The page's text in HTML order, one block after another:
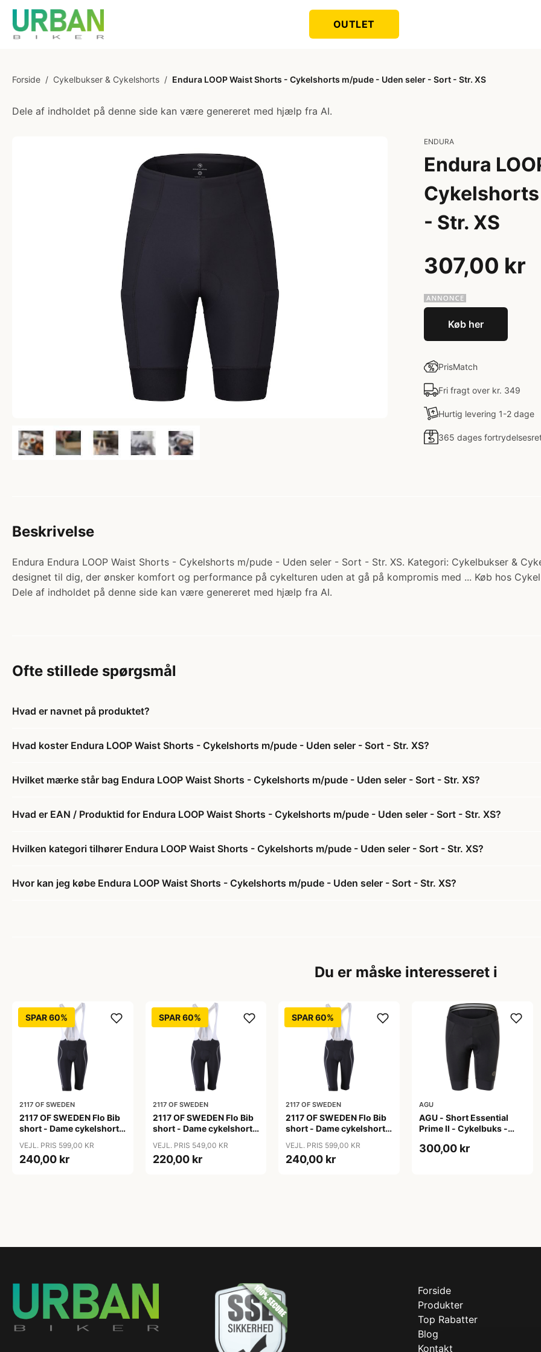
OUTLET
Forside / Cykelbukser & Cykelshorts / Endura LOOP Waist Shorts - Cykelshorts m/pude - Uden seler - Sort - Str. XS
Dele af indholdet på denne side kan være genereret med hjælp fra AI.
ENDURA
Endura
- Str. XS
307,00 kr
Køb her
PrisMatch
Fri fragt over kr. 349
Hurtig levering 1-2 dage
365 dages
Beskrivelse
Endura Endura LOOP Waist Shorts - Cykelshorts m/pude - Uden seler - Sort - Str. XS. Kategori: Cykelbukser &
designet til dig, der ønsker komfort og performance på cykelturen uden at gå på kompromis med ... Køb hos
Dele af indholdet på denne side kan være genereret med hjælp fra AI.
Ofte stillede spørgsmål
Hvad er navnet på produktet?
Hvad koster Endura LOOP Waist Shorts - Cykelshorts m/pude - Uden seler - Sort - Str. XS?
Hvilket mærke står bag Endura LOOP Waist Shorts - Cykelshorts m/pude - Uden seler - Sort - Str. XS?
Hvad er EAN / Produktid for Endura LOOP Waist Shorts - Cykelshorts m/pude - Uden seler - Sort - Str. XS?
Hvilken kategori tilhører Endura LOOP Waist Shorts - Cykelshorts m/pude - Uden seler - Sort - Str. XS?
Hvor kan jeg købe Endura LOOP Waist Shorts - Cykelshorts m/pude - Uden seler - Sort - Str. XS?
Du er måske interesseret i
SPAR 60%
2117 OF SWEDEN
2117 OF SWEDEN Flo Bib
short - Dame cykelshorts
VEJL. PRIS 599,00 KR
240,00 kr
SPAR 60%
2117 OF SWEDEN
2117 OF SWEDEN Flo Bib
short - Dame cykelshorts
VEJL. PRIS 549,00 KR
220,00 kr
SPAR 60%
2117 OF SWEDEN
2117 OF SWEDEN Flo Bib
short - Dame cykelshorts
VEJL. PRIS 599,00 KR
240,00 kr
AGU
AGU - Short Essential
Prime II - Cykelbuks -
300,00 kr
Forside
Produkter
Top Rabatter
Blog
Kontakt